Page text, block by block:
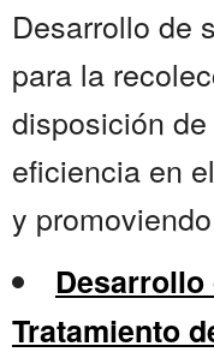
Desarrollo de
para la
disposición
eficiencia en
y
Desarrollo
Tratamiento